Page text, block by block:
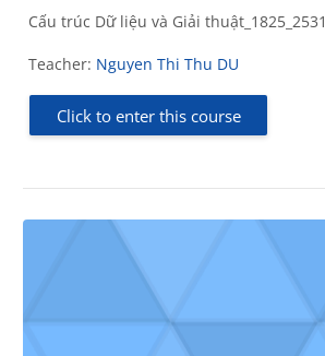
Cấu trúc Dữ liệu và Giải thuật_1825_2531
Teacher: Nguyen Thi Thu DU
Click to enter this course